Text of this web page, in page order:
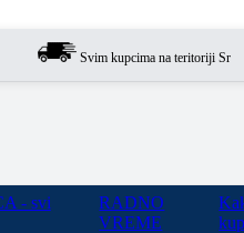
Svim kupcima na teritoriji Srbije
- svi
RADNO
VREME